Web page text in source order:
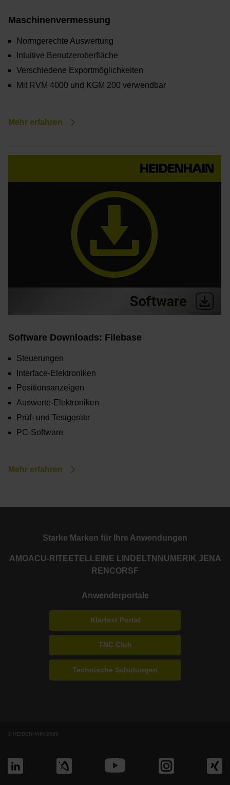
Maschinenvermessung
Normgerechte Auswertung
Intuitive Benutzeroberfläche
Verschiedene Exportmöglichkeiten
Mit RVM 4000 und KGM 200 verwendbar
Mehr erfahren
Software Downloads: Filebase
Steuerungen
Interface-Elektroniken
Positionsanzeigen
Auswerte-Elektroniken
Prüf- und Testgeräte
PC-Software
Mehr erfahren
Starke Marken für Ihre Anwendungen
AMOACU-RITE ETEL LEINE LINDE LTN NUMERIK JENA
RENCORSF
Anwenderportale
Klartext Portal
TNC Club
Technische Schulungen
© HEIDENHAIN 2026